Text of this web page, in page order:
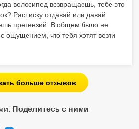
велосипед возвращаешь, тебе это
Расписку отдавай или давай
претензий. В общем было не
ощущением, что тебя хотят везти
больше отзывов
Поделитесь с ними